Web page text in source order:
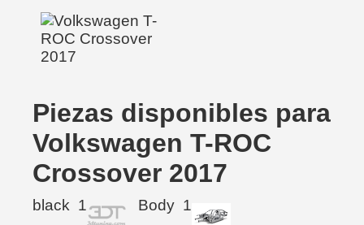
Piezas disponibles para
Volkswagen T-ROC
Crossover 2017
black 1 Body 1